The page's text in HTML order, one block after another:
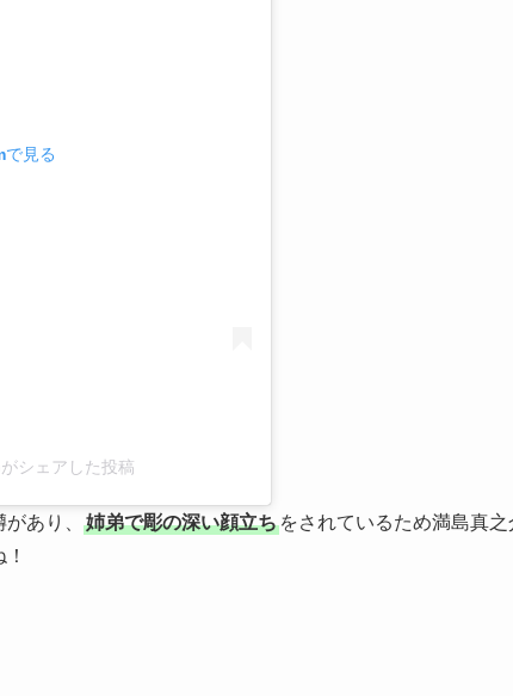
見る
シェアした投稿
あり、 姉弟で彫の深い顔立ち をされているため満島真之